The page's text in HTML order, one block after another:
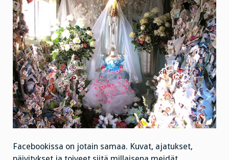
Facebookissa on jotain samaa. Kuvat, ajatukset,